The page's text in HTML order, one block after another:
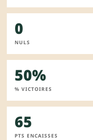
0
NULS
50%
% VICTOIRES
65
PTS ENCAISSES